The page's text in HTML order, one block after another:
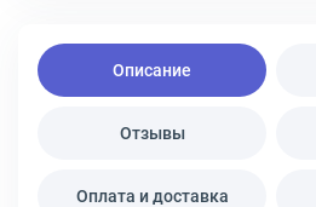
Описание
Отзывы
Оплата и доставка